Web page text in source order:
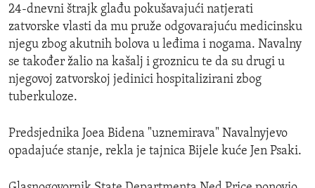
24-dnevni štrajk glađu pokušavajući natjerati
zatvorske vlasti da mu pruže odgovarajuću medicinsku
njegu zbog akutnih bolova u leđima i nogama. Navalny
se također žalio na kašalj i groznicu te da su drugi u
njegovoj zatvorskoj jedinici hospitalizirani zbog
tuberkuloze.
Predsjednika Joea Bidena "uznemirava" Navalnyjevo
opadajuće stanje, rekla je tajnica Bijele kuće Jen Psaki.